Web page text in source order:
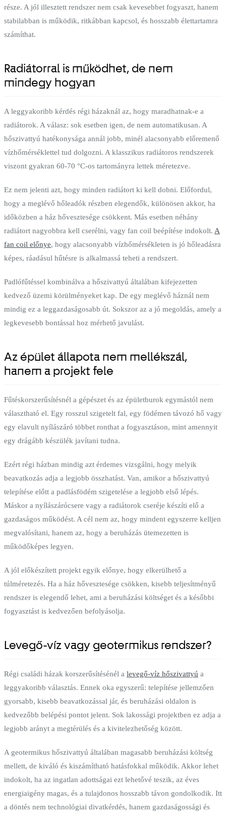
része. A jól illesztett rendszer nem csak kevesebbet fogyaszt, hanem
stabilabban is működik, ritkábban kapcsol, és hosszabb élettartamra
számíthat.
Radiátorral is működhet, de nem
mindegy hogyan
A leggyakoribb kérdés régi házaknál az, hogy maradhatnak-e a
radiátorok. A válasz: sok esetben igen, de nem automatikusan. A
hőszivattyú hatékonysága annál jobb, minél alacsonyabb előremenő
vízhőmérséklettel tud dolgozni. A klasszikus radiátoros rendszerek
viszont gyakran 60-70 °C-os tartományra lettek méretezve.
Ez nem jelenti azt, hogy minden radiátort ki kell dobni. Előfordul,
hogy a meglévő hőleadók részben elegendők, különösen akkor, ha
időközben a ház hővesztesége csökkent. Más esetben néhány
radiátort nagyobbra kell cserélni, vagy fan coil beépítése indokolt. A
fan coil előnye, hogy alacsonyabb vízhőmérsékleten is jó hőleadásra
képes, ráadásul hűtésre is alkalmassá teheti a rendszert.
Padlófűtéssel kombinálva a hőszivattyú általában kifejezetten
kedvező üzemi körülményeket kap. De egy meglévő háznál nem
mindig ez a leggazdaságosabb út. Sokszor az a jó megoldás, amely a
legkevesebb bontással hoz mérhető javulást.
Az épület állapota nem mellékszál,
hanem a projekt fele
Fűtéskorszerűsítésnél a gépészet és az épületburok egymástól nem
választható el. Egy rosszul szigetelt fal, egy födémen távozó hő vagy
egy elavult nyílászáró többet ronthat a fogyasztáson, mint amennyit
egy drágább készülék javítani tudna.
Ezért régi házban mindig azt érdemes vizsgálni, hogy melyik
beavatkozás adja a legjobb összhatást. Van, amikor a hőszivattyú
telepítése előtt a padlásfödém szigetelése a legjobb első lépés.
Máskor a nyílászárócsere vagy a radiátorok cseréje készíti elő a
gazdaságos működést. A cél nem az, hogy mindent egyszerre kelljen
megvalósítani, hanem az, hogy a beruházás ütemezetten is
működőképes legyen.
A jól előkészített projekt egyik előnye, hogy elkerülhető a
túlméretezés. Ha a ház hővesztesége csökken, kisebb teljesítményű
rendszer is elegendő lehet, ami a beruházási költséget és a későbbi
fogyasztást is kedvezően befolyásolja.
Levegő-víz vagy geotermikus rendszer?
Régi családi házak korszerűsítésénél a levegő-víz hőszivattyú a
leggyakoribb választás. Ennek oka egyszerű: telepítése jellemzően
gyorsabb, kisebb beavatkozással jár, és beruházási oldalon is
kedvezőbb belépési pontot jelent. Sok lakossági projektben ez adja a
legjobb arányt a megtérülés és a kivitelezhetőség között.
A geotermikus hőszivattyú általában magasabb beruházási költség
mellett, de kiváló és kiszámítható hatásfokkal működik. Akkor lehet
indokolt, ha az ingatlan adottságai ezt lehetővé teszik, az éves
energiaigény magas, és a tulajdonos hosszabb távon gondolkodik. Itt
a döntés nem technológiai divatkérdés, hanem gazdaságossági és